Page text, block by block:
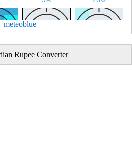
meteoblue
Indian Rupee Converter